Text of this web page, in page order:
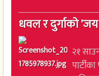
धवल र दुर्गाको 'जय
२१